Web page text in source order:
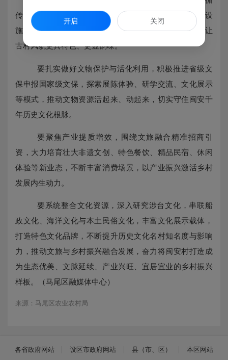
传统村落格局与肌理，完善标识系统、休憩节点与配套设
施，打造错落有致、古韵浓郁的街巷景观和美丽庭院，让
古村风貌更具特色、更显韵味。
要扎实做好文物保护与活化利用，积极推进省级文
保申报国家级文保，探索展陈体验、研学交流、文化展示
等模式，推动文物资源活起来、动起来，切实守住闽安千
年历史文化根脉。
要聚焦产业提质增效，围绕文旅融合精准招商引
资，大力培育壮大非遗文创、特色餐饮、精品民宿、休闲
体验等新业态，不断丰富消费场景，以产业振兴激活乡村
发展内生动力。
要系统整合文化资源，深入研究涉台文化，串联船
政文化、海洋文化与本土民俗文化，丰富文化展示载体，
打造特色文化品牌，不断提升历史文化名村知名度与影响
力，推动文旅与乡村振兴融合发展，奋力将闽安村打造成
为生态优美、文脉延续、产业兴旺、宜居宜业的乡村振兴
样板。（马尾区融媒体中心）
来源：马尾区农业农村局
各省政府网站 设区市政府网站 县（市、区） 本区网站
开启 关闭